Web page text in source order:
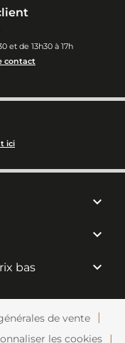
et de 13h30 à 17h
contact
ici


bas 
de vente
les cookies